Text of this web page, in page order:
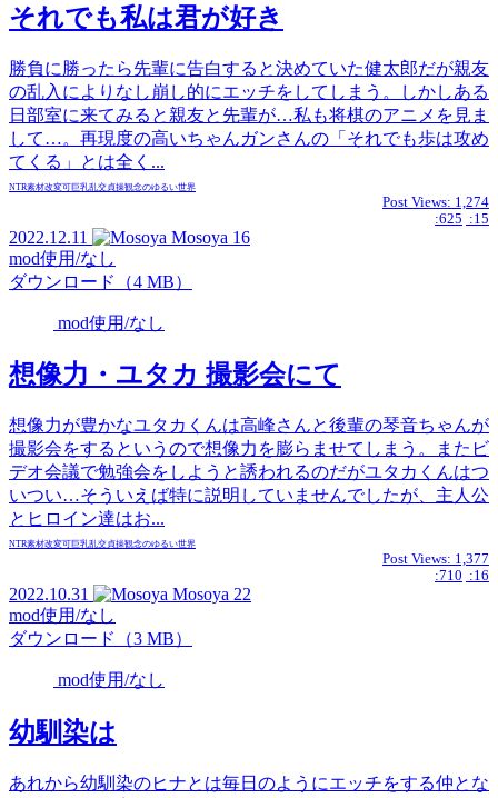
それでも私は君が好き
勝負に勝ったら先輩に告白すると決めていた健太郎だが親友
の乱入によりなし崩し的にエッチをしてしまう。しかしある
日部室に来てみると親友と先輩が…私も将棋のアニメを見ま
して…。再現度の高いちゃんガンさんの「それでも歩は攻め
てくる」とは全く...
NTR素材改変可巨乳 乱交貞操観念のゆるい世界
Post Views: 1,274
:625 :15
2022.12.11 Mosoya 16
mod使用/なし
ダウンロード（4 MB）
mod使用/なし
想像力・ユタカ 撮影会にて
想像力が豊かなユタカくんは高峰さんと後輩の琴音ちゃんが
撮影会をするというので想像力を膨らませてしまう。またビ
デオ会議で勉強会をしようと誘われるのだがユタカくんはつ
いつい…そういえば特に説明していませんでしたが、主人公
とヒロイン達はお...
NTR素材改変可巨乳乱交貞操観念のゆるい世界
Post Views: 1,377
:710 :16
2022.10.31 Mosoya 22
mod使用/なし
ダウンロード（3 MB）
mod使用/なし
幼馴染は
あれから幼馴染のヒナとは毎日のようにエッチをする仲とな